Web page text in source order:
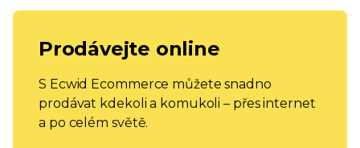
Prodávejte online
S Ecwid Ecommerce můžete snadno
prodávat kdekoli a komukoli – přes internet
a po celém světě.